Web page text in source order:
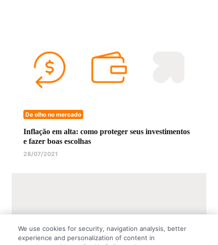
De olho no mercado
Inflação em alta: como proteger seus investimentos
e fazer boas escolhas
28/07/2021
We use cookies for security, navigation analysis, better
experience and personalization of content in